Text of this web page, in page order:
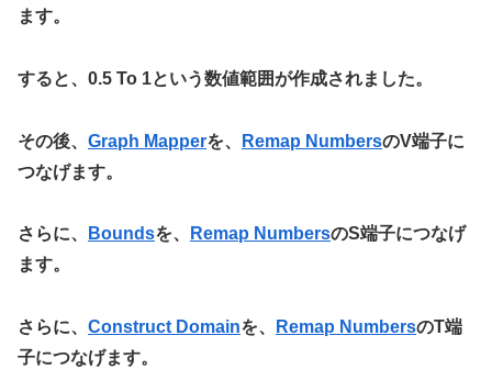
ます。
すると、0.5 To 1という数値範囲が作成されました。
その後、 Graph Mapperを、 Remap NumbersのV端子に
つなげます。
さらに、 Boundsを、 Remap NumbersのS端子につなげ
ます。
さらに、 Construct Domainを、 Remap NumbersのT端
子につなげます。